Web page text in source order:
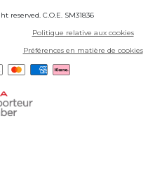
reserved. C.O.E. SM31836
Politique relative aux cookies
Préférences en matière de cookies